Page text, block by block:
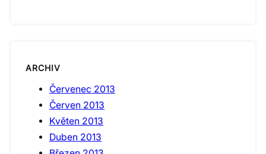
ARCHIV
Červenec 2013
Červen 2013
Květen 2013
Duben 2013